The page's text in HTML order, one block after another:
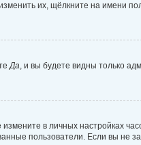
их, щёлкните на имени
Да, и вы будете видны только
в личных настройках
пользователи. Если вы не